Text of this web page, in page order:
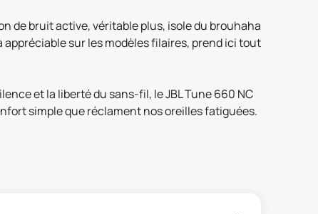
de bruit active, véritable plus, isole du brouhaha
sur les modèles filaires, prend ici tout
et la liberté du sans-fil, le JBL Tune 660 NC
simple que réclament nos oreilles fatiguées.